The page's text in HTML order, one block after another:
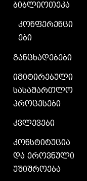
ბიბლიოთეკა
კონფერენცი
ები
განცხადებები
იმიტირებული
სასამართლო
პროცესები
კვლევები
კონსტიტუცია
და ეროვნული
უშიშროება